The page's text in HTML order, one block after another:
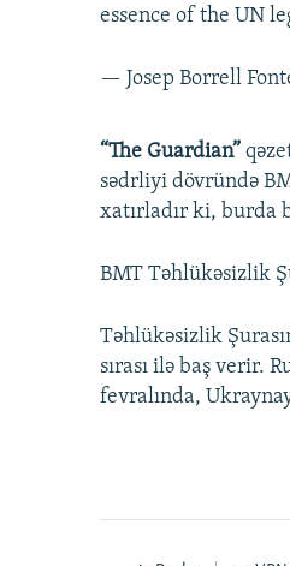
essence of the UN
— Josep Borrell
“The Guardian”
sədrliyi dövründə
xatırladır ki, burda
BMT Təhlükəsizlik
Təhlükəsizlik
sırası ilə baş verir.
fevralında,